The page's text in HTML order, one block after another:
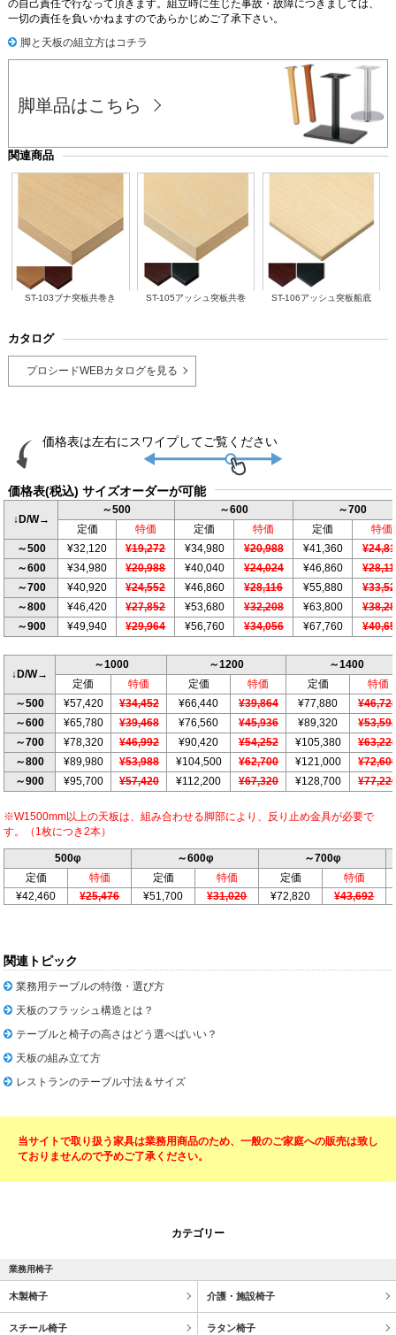
の自己責任で行なって頂きます。組立時に生じた事故・故障につきましては、
一切の責任を負いかねますのであらかじめご了承下さい。
脚と天板の組立方はコチラ
脚単品はこちら
関連商品
ST-103ブナ突板共巻き ST-105アッシュ突板共巻 ST-106アッシュ突板船底
カタログ
プロシードWEBカタログを見る
価格表(税込) サイズオーダーが可能
↓D/W→
～500 ～600
～700
定価
特価 定価 特価 定価
特価
～500
¥32,120 ¥19,272 ¥34,980 ¥20,988 ¥41,360
～600
¥34,980 ¥20,988 ¥40,040 ¥24,024 ¥46,860
～700
¥40,920 ¥24,552 ¥46,860 ¥28,116 ¥55,880
～800
¥46,420 ¥27,852 ¥53,680 ¥32,208 ¥63,800
～900
¥49,940 ¥29,964 ¥56,760 ¥34,056 ¥67,760
↓D/W→
～1000 ～1200
～1400
定価
特価 定価 特価 定価
特価
～500
¥57,420 ¥34,452 ¥66,440 ¥39,864 ¥77,880
～600
¥65,780 ¥39,468 ¥76,560 ¥45,936 ¥89,320
～700
¥78,320 ¥46,992 ¥90,420 ¥54,252 ¥105,380
～800
¥89,980 ¥53,988 ¥104,500 ¥62,700 ¥121,000
～900
¥95,700 ¥57,420 ¥112,200 ¥67,320 ¥128,700
※W1500mm以上の天板は、組み合わせる脚部により、反り止め金具が必要で
す。（1枚につき2本）
500φ ～600φ
～700φ
定価
特価 定価 特価 定価
特価
¥42,460
¥25,476 ¥51,700 ¥31,020 ¥72,820 ¥43,692
関連トピック
業務用テーブルの特徴・選び方
天板のフラッシュ構造とは？
テーブルと椅子の高さはどう選べばいい？
天板の組み立て方
レストランのテーブル寸法＆サイズ
当サイトで取り扱う家具は業務用商品のため、一般のご家庭への販売は致し
ておりませんので予めご了承ください。
カテゴリー
業務用椅子
木製椅子 介護・施設椅子
スチール椅子 ラタン椅子